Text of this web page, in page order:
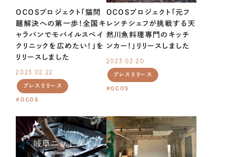
05. 企業版ふるさと納税の概要
OCOS
FORMUNICIPALITIES
FORENTERPRISES
OCOSプロジェクト「猫問
題解決への第一歩！全国キ
ャラバンでモバイルスペイ
クリニックを広めたい！」を
リリースしました
2023.02.22
プレスリリース
OCOS
OCOSプロジェクト「元フ
レンチシェフが挑戦する天
然川魚料理専門のキッチ
ンカー！」リリースしました
2023.02.20
プレスリリース
OCOS